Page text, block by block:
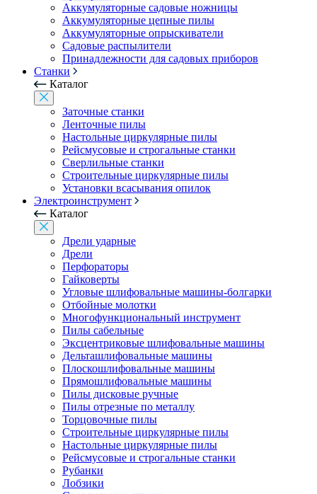
Аккумуляторные садовые ножницы
Аккумуляторные цепные пилы
Аккумуляторные опрыскиватели
Садовые распылители
Принадлежности для садовых приборов
Станки
Каталог
Заточные станки
Ленточные пилы
Настольные циркулярные пилы
Рейсмусовые и строгальные станки
Сверлильные станки
Строительные циркулярные пилы
Установки всасывания опилок
Электроинструмент
Каталог
Дрели ударные
Дрели
Перфораторы
Гайковерты
Угловые шлифовальные машины-болгарки
Отбойные молотки
Многофункциональный инструмент
Пилы сабельные
Эксцентриковые шлифовальные машины
Дельташлифовальные машины
Плоскошлифовальные машины
Прямошлифовальные машины
Пилы дисковые ручные
Пилы отрезные по металлу
Торцовочные пилы
Строительные циркулярные пилы
Настольные циркулярные пилы
Рейсмусовые и строгальные станки
Рубанки
Лобзики